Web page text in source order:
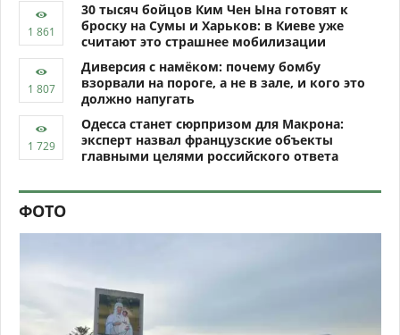
30 тысяч бойцов Ким Чен Ына готовят к
броску на Сумы и Харьков: в Киеве уже
считают это страшнее мобилизации
Диверсия с намёком: почему бомбу
взорвали на пороге, а не в зале, и кого это
должно напугать
Одесса станет сюрпризом для Макрона:
эксперт назвал французские объекты
главными целями российского ответа
ФОТО